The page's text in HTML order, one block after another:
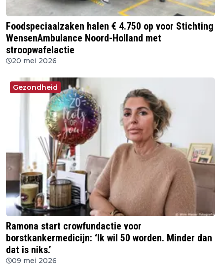
Foodspeciaalzaken halen € 4.750 op voor Stichting
WensenAmbulance Noord-Holland met
stroopwafelactie
20 mei 2026
Gezondheid
Ramona start crowfundactie voor
borstkankermedicijn: ‘Ik wil 50 worden. Minder dan
dat is niks.’
09 mei 2026